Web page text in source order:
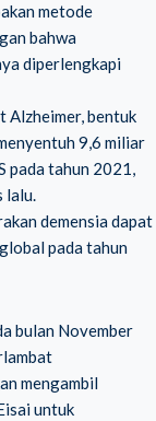
metode
bahwa
diperlengkapi
Alzheimer, bentuk
9,6 miliar
pada tahun 2021,
lalu.
demensia dapat
pada tahun
bulan November
mengambil
untuk